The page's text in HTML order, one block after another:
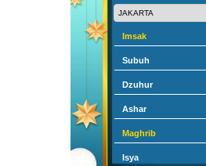
Imsak
Subuh
Dzuhur
Ashar
Maghrib
Isya